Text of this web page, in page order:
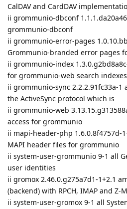
CalDAV and CardDAV
ii grommunio-dbconf
grommunio-dbconf
ii grommunio-error-pages
Grommunio-branded error pages
ii grommunio-index
for grommunio-web search indexes
ii grommunio-sync 2.2.2.91fc33a-
the ActiveSync protocol which is
ii grommunio-web
access for grommunio
ii mapi-header-php 1.6.0.8f4757d-
MAPI header files for grommunio
ii system-user-grommunio 9-1 all
user identities
ii gromox 2.46.0.g275a7d1-1+2.1
(backend) with RPCH, IMAP and Z-
ii system-user-gromox 9-1 all